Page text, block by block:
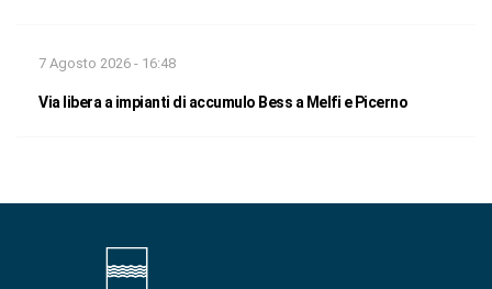
7 Agosto 2026 - 16:48
Via libera a impianti di accumulo Bess a Melfi e Picerno